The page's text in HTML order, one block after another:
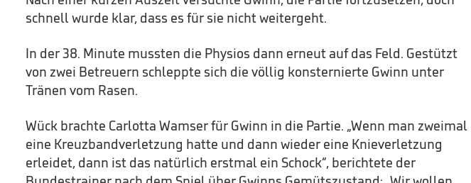
schnell wurde klar, dass es für sie nicht weitergeht.
In der 38. Minute mussten die Physios dann erneut auf das Feld. Gestützt
von zwei Betreuern schleppte sich die völlig konsternierte Gwinn unter
Tränen vom Rasen.
Wück brachte Carlotta Wamser für Gwinn in die Partie. „Wenn man zweimal
eine Kreuzbandverletzung hatte und dann wieder eine Knieverletzung
erleidet, dann ist das natürlich erstmal ein Schock“, berichtete der